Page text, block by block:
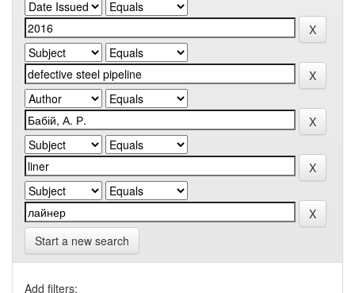
Start a new search
Add filters: